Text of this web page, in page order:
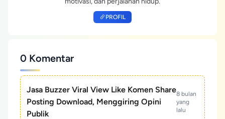
PROFIL
0 Komentar
Jasa Buzzer Viral View Like Komen Share
Posting Download, Menggiring Opini
Publik
8 bulan
yang
lalu